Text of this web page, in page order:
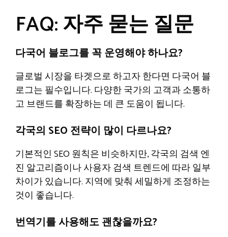
FAQ: 자주 묻는 질문
다국어 블로그를 꼭 운영해야 하나요?
글로벌 시장을 타겟으로 하고자 한다면 다국어 블
로그는 필수입니다. 다양한 국가의 고객과 소통하
고 브랜드를 확장하는 데 큰 도움이 됩니다.
각국의 SEO 전략이 많이 다르나요?
기본적인 SEO 원칙은 비슷하지만, 각국의 검색 엔
진 알고리즘이나 사용자 검색 트렌드에 따라 일부
차이가 있습니다. 지역에 맞춰 세밀하게 조정하는
것이 좋습니다.
번역기를 사용해도 괜찮을까요?